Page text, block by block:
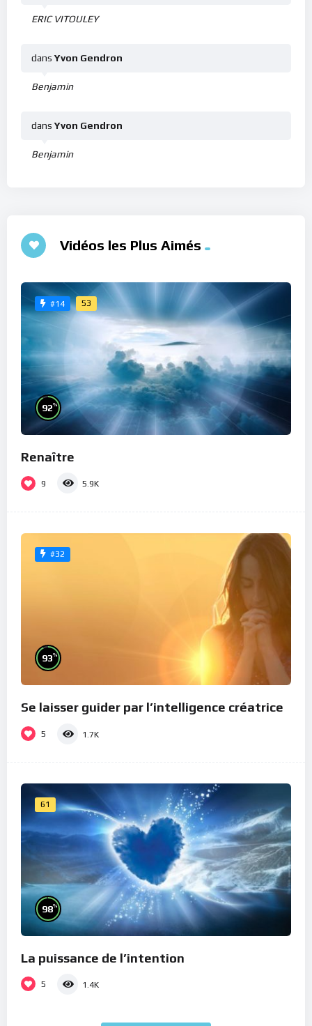
ERIC VITOULEY
Benjamin
dans Yvon Gendron
Benjamin
dans Yvon Gendron
Vidéos les Plus Aimés
#14 53
92%
Renaître
9 5.9K
#32
93%
Se laisser guider par l’intelligence créatrice
5 1.7K
61
98%
La puissance de l’intention
5 1.4K